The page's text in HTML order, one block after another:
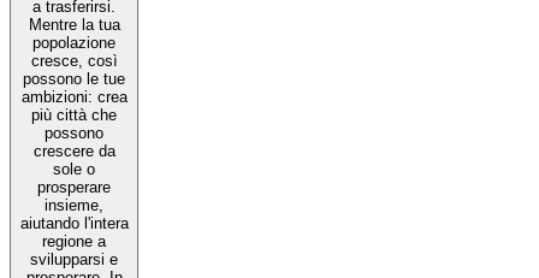
a trasferirsi.
Mentre la tua
popolazione
cresce, così
possono le tue
ambizioni: crea
più città che
possono
crescere da
sole o
prosperare
insieme,
aiutando l'intera
regione a
svilupparsi e